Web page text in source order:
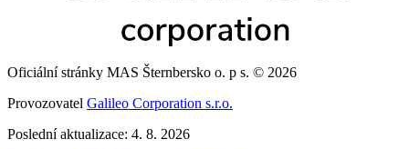
Oficiální stránky MAS Šternbersko o. p s. © 2026
Provozovatel Galileo Corporation s.r.o.
Poslední aktualizace: 4. 8. 2026